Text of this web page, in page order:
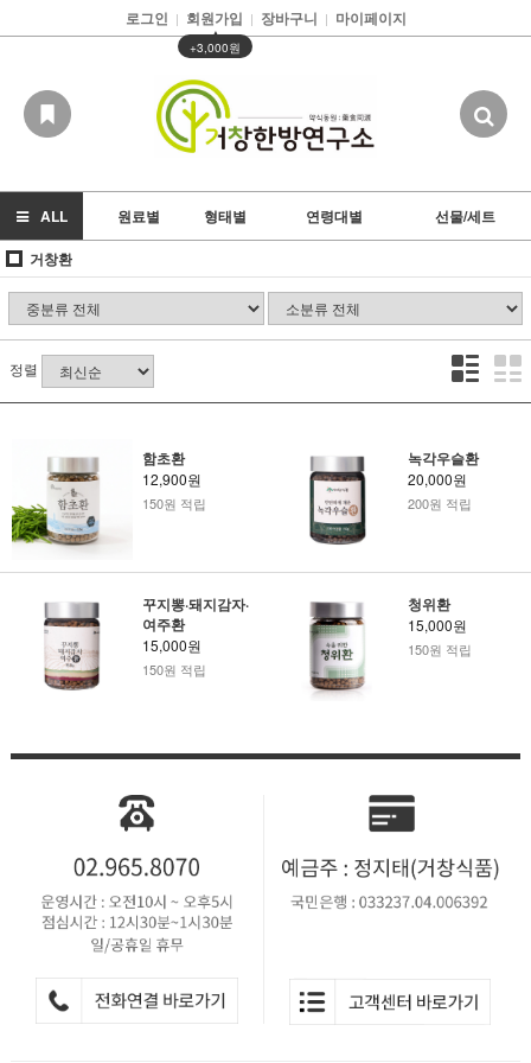
로그인 | 회원가입 |
▲
+3,000원
장바구니 | 마이페이지
ALL 원료별 형태별 연령대별
선물/세트
거창환
정렬
함초환
12,900원
150원 적립
녹각우슬환
20,000원
200원 적립
꾸지뽕·돼지감자·
여주환
15,000원
150원 적립
청위환
15,000원
150원 적립